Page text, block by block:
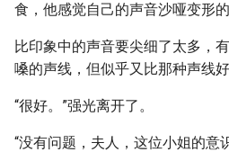
食，他感觉自己的声音沙哑变形的
比印象中的声音要尖细了太多，
嗓的声线，但似乎又比那种声线好
“很好。”强光离开了。
“没有问题，夫人，这位小姐的意